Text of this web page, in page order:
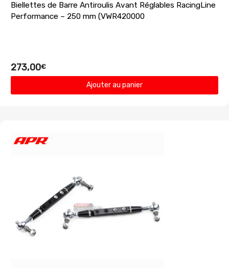
Biellettes de Barre Antiroulis Avant Réglables RacingLine
Performance – 250 mm (VWR420000
273,00€
Ajouter au panier